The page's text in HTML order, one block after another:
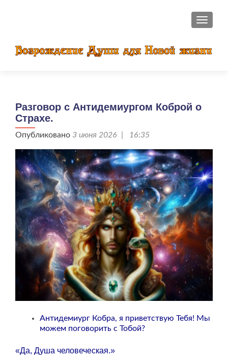
Разговор с Антидемиургом Коброй о
Страхе.
Опубликовано 3 июня 2026 | 16:35
Антидемиург Кобра, я приветствую Тебя! Мы
можем поговорить с Тобой?
«Да, Душа человеческая.»